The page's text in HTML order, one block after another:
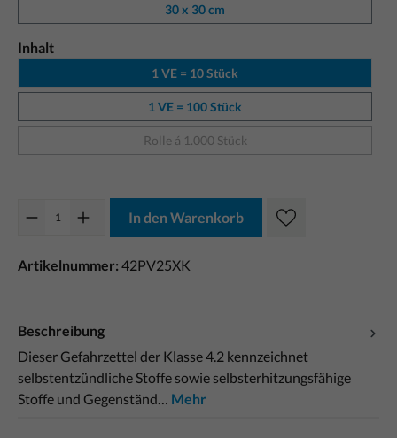
30 x 30 cm
Inhalt
1 VE = 10 Stück
1 VE = 100 Stück
Rolle á 1.000 Stück
In den Warenkorb
Artikelnummer: 42PV25XK
Beschreibung
Dieser Gefahrzettel der Klasse 4.2 kennzeichnet
selbstentzündliche Stoffe sowie selbsterhitzungsfähige
Stoffe und Gegenständ… Mehr